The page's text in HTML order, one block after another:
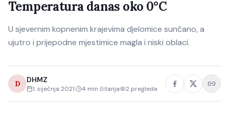
Poljoprivreda
Politika
Gospodarstvo
Život
Kultura
Sport
Temperatura danas oko 0°C
U sjevernim kopnenim krajevima djelomice sunčano, a
ujutro i prijepodne mjestimice magla i niski oblaci.
D DHMZ
1. siječnja 2021. 4 min čitanja 2 pregleda